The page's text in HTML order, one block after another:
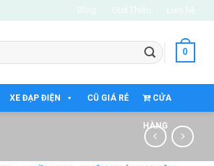
0
XE ĐẠP ĐIỆN CŨ GIÁ RẺ CỬA
HÀNG